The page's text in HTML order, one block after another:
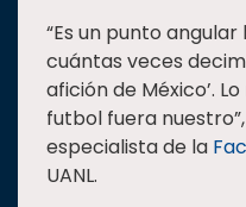
“Es un punto
cuántas veces
afición de México’.
futbol fuera
especialista de la
UANL.